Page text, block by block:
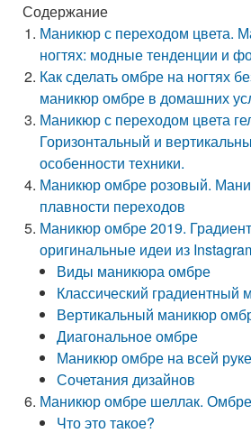
Содержание
Маникюр с переходом цвета.
ногтях: модные тенденции и
Как сделать омбре на ногтях
маникюр омбре в домашних
Маникюр с переходом цвета
Горизонтальный и
особенности техники.
Маникюр омбре розовый.
плавности переходов
Маникюр омбре 2019.
оригинальные идеи из
Виды маникюра омбре
Классический градиентный
Вертикальный маникюр
Диагональное омбре
Маникюр омбре на всей руке
Сочетания дизайнов
Маникюр омбре шеллак. Омбре
Что это такое?